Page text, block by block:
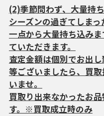
(2)季節問わず、大量持
シーズンの過ぎてしまっ
一点から大量持ち込み
ていただきます。
査定金額は個別でお出
等ございましたら、買
いませ。
買取り出来なかったお
す。※買取成立時のみ